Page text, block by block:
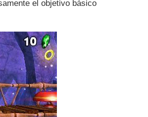
el objetivo básico